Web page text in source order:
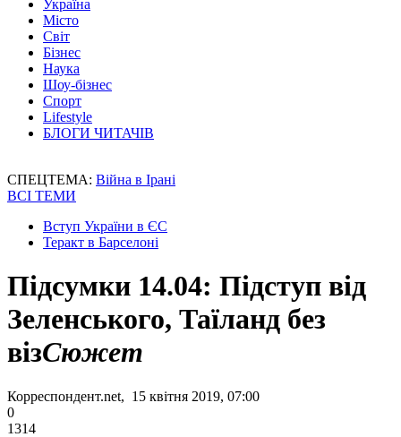
Україна
Місто
Світ
Бізнес
Наука
Шоу-бізнес
Спорт
Lifestyle
БЛОГИ ЧИТАЧІВ
СПЕЦТЕМА: Війна в Ірані
ВСІ ТЕМИ
Вступ України в ЄС
Теракт в Барселоні
Підсумки 14.04: Підступ від
Зеленського, Таїланд без
візСюжет
Корреспондент.net, 15 квітня 2019, 07:00
0
1314